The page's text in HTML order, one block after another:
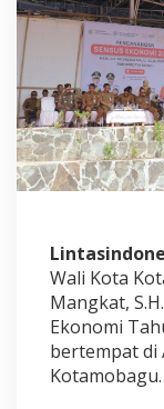
Wali Kota
Mangkat,
Ekonomi
bertempat di
Kotamobagu.